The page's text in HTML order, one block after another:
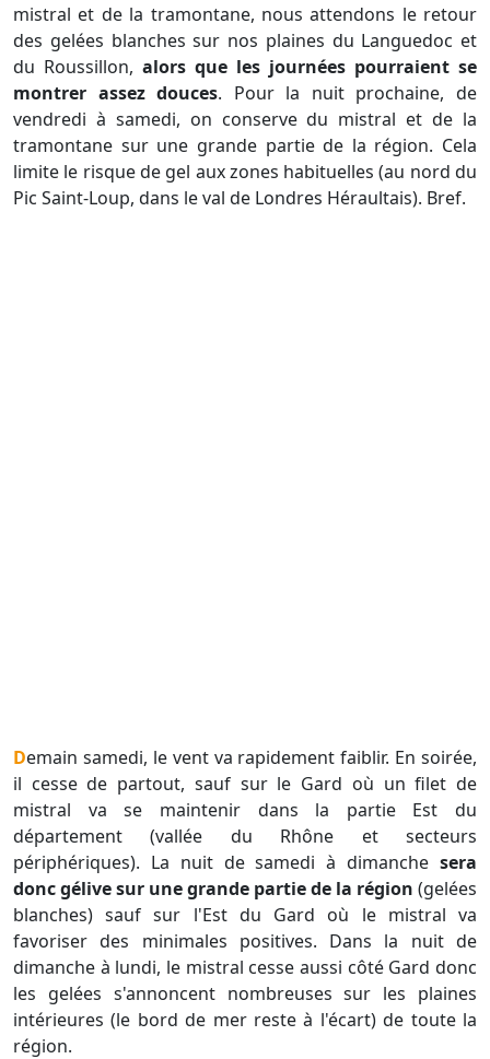
mistral et de la tramontane, nous attendons le retour
des gelées blanches sur nos plaines du Languedoc et
du Roussillon, alors que les journées pourraient se
montrer assez douces. Pour la nuit prochaine, de
vendredi à samedi, on conserve du mistral et de la
tramontane sur une grande partie de la région. Cela
limite le risque de gel aux zones habituelles (au nord du
Pic Saint-Loup, dans le val de Londres Héraultais). Bref.
Demain samedi, le vent va rapidement faiblir. En soirée,
il cesse de partout, sauf sur le Gard où un filet de
mistral va se maintenir dans la partie Est du
département (vallée du Rhône et secteurs
périphériques). La nuit de samedi à dimanche sera
donc gélive sur une grande partie de la région (gelées
blanches) sauf sur l'Est du Gard où le mistral va
favoriser des minimales positives. Dans la nuit de
dimanche à lundi, le mistral cesse aussi côté Gard donc
les gelées s'annoncent nombreuses sur les plaines
intérieures (le bord de mer reste à l'écart) de toute la
région.